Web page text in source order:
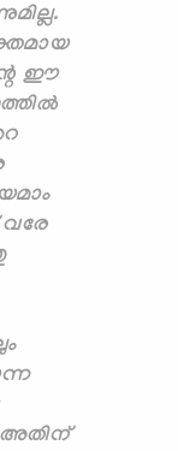
ഈ
വരേ
അതിന്